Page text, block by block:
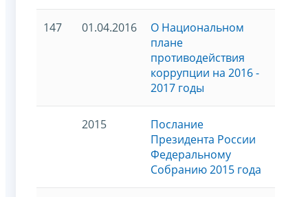
147 01.04.2016
О Национальном
плане
противодействия
коррупции на 2016 -
2017 годы
2015
Послание
Президента России
Федеральному
Собранию 2015 года